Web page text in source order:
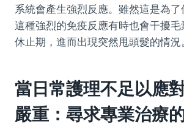
系統會產生強烈反應。雖然這是為
這種強烈的免疫反應有時也會干擾毛
休止期，進而出現突然甩頭髮的情況。
當日常護理不足以應
嚴重：尋求專業治療